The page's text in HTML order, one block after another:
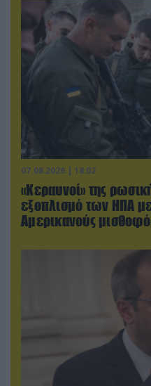
07.08.2026 | 18:02
«Κεραυνοί» της
εξοπλισμό των ΗΠΑ
Αμερικανούς